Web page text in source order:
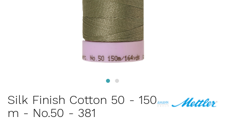
Zum
Anfang
der
Silk Finish Cotton 50 - 150
m - No.50 - 381